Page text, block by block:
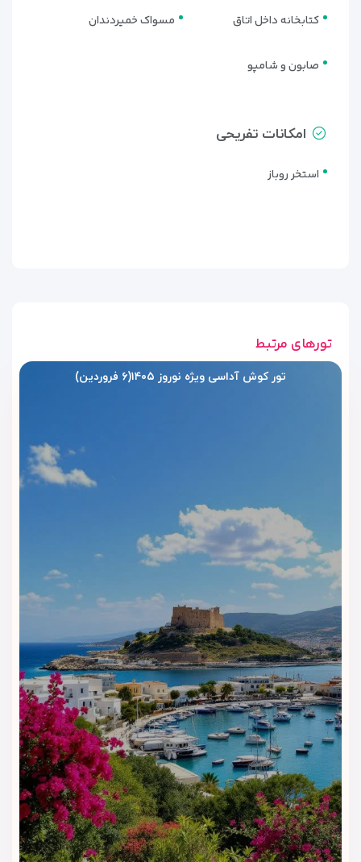
کودکان است. این استخرها در محیطی آرام و دلپذیر قرار دارند و
فرصتی عالی برای شنا و آرامش در کنار خانواده یا دوستان فراهم
باشگاه ورزشی هتل با تجهیزات کامل برای علاقه‌مندان به ورزش و
تناسب اندام طراحی شده است. این باشگاه شامل دستگاه‌های
کاردیو، وزنه‌ها و تجهیزات دیگر برای تمرینات مختلف است.
برای کسانی که به دنبال آرامش بیشتر هستند، هتل خدمات ماساژ
و اسپا را ارائه می‌دهد. این خدمات شامل ماساژهای مختلف، حمام
ترکی و سونا هستند که تجربه‌ای شگفت‌انگیز از آرامش و تجدید
انرژی به مهمانان می‌دهند.
4. زمین بازی
هتل برای خانواده‌هایی که با کودکان سفر می‌کنند، زمین بازی
کودکان فراهم کرده است. این فضا شامل امکانات ایمن و
سرگرم‌کننده برای بازی و تفریح بچه‌ها می‌باشد.
5. فعالیت‌های تفریحی
هتل سورتل به‌طور منظم برنامه‌های تفریحی و ورزشی مختلفی از
قبیل موسیقی زنده، نمایش‌ها، و بازی‌های گروهی برگزار می‌کند که
فرصت‌های زیادی برای سرگرم شدن در محیط هتل فراهم می‌کند.
6. خدمات 24 ساعته
کتابخانه داخل اتاق مسواک خمیردندان
صابون و شامپو
امکانات تفریحی
استخر روباز
تورهای مرتبط
تور کوش آداسی ویژه نوروز ۱۴۰۵(۶ فروردین)